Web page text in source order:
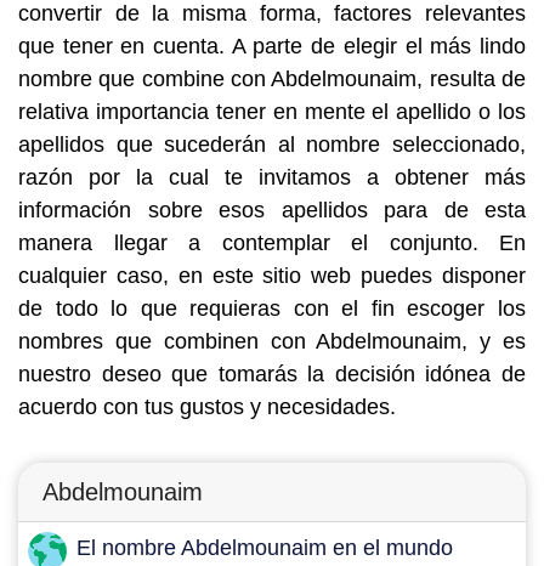
convertir de la misma forma, factores relevantes
que tener en cuenta. A parte de elegir el más lindo
nombre que combine con Abdelmounaim, resulta de
relativa importancia tener en mente el apellido o los
apellidos que sucederán al nombre seleccionado,
razón por la cual te invitamos a obtener más
información sobre esos apellidos para de esta
manera llegar a contemplar el conjunto. En
cualquier caso, en este sitio web puedes disponer
de todo lo que requieras con el fin escoger los
nombres que combinen con Abdelmounaim, y es
nuestro deseo que tomarás la decisión idónea de
acuerdo con tus gustos y necesidades.
Abdelmounaim
El nombre Abdelmounaim en el mundo